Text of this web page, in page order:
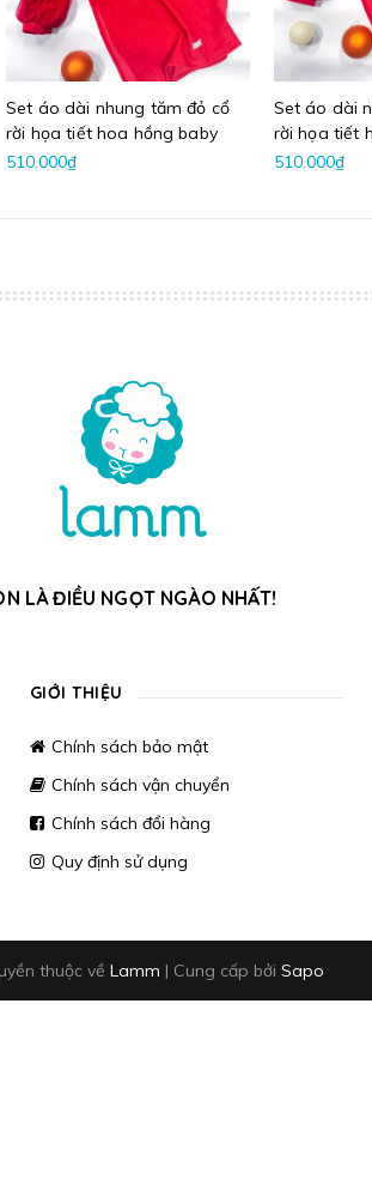
Set áo dài nhung tăm đỏ cổ
rời họa tiết hoa hồng baby
kèm chân váy voan
510.000₫
Set áo dài
rời họa tiết
chân váy
510.000₫
LÀ ĐIỀU NGỌT NGÀO NHẤT!
GIỚI THIỆU
Chính sách bảo mật
Chính sách vận chuyển
Chính sách đổi hàng
Quy định sử dụng
thuộc về Lamm | Cung cấp bởi Sapo